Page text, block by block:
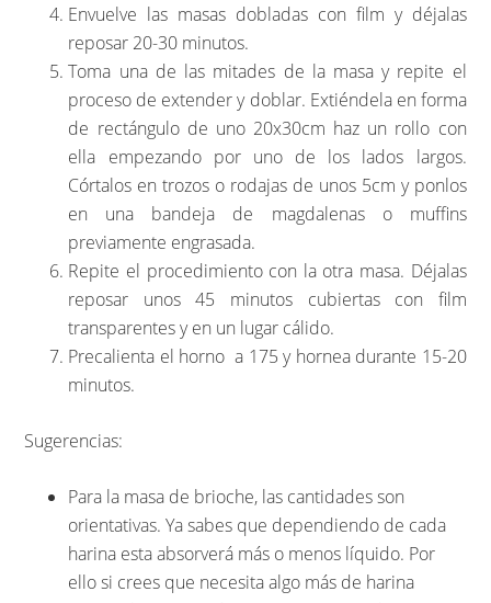
Envuelve las masas dobladas con film y déjalas
reposar 20-30 minutos.
Toma una de las mitades de la masa y repite el
proceso de extender y doblar. Extiéndela en forma
de rectángulo de uno 20x30cm haz un rollo con
ella empezando por uno de los lados largos.
Córtalos en trozos o rodajas de unos 5cm y ponlos
en una bandeja de magdalenas o muffins
previamente engrasada.
Repite el procedimiento con la otra masa. Déjalas
reposar unos 45 minutos cubiertas con film
transparentes y en un lugar cálido.
Precalienta el horno a 175 y hornea durante 15-20
minutos.
Sugerencias:
Para la masa de brioche, las cantidades son
orientativas. Ya sabes que dependiendo de cada
harina esta absorverá más o menos líquido. Por
ello si crees que necesita algo más de harina